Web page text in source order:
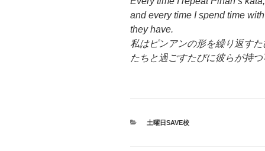
and every time I spend time
they have.
私はピンアンの形を繰り返す
たちと過ごすたびに彼らが持
カ
土曜日SAVE校